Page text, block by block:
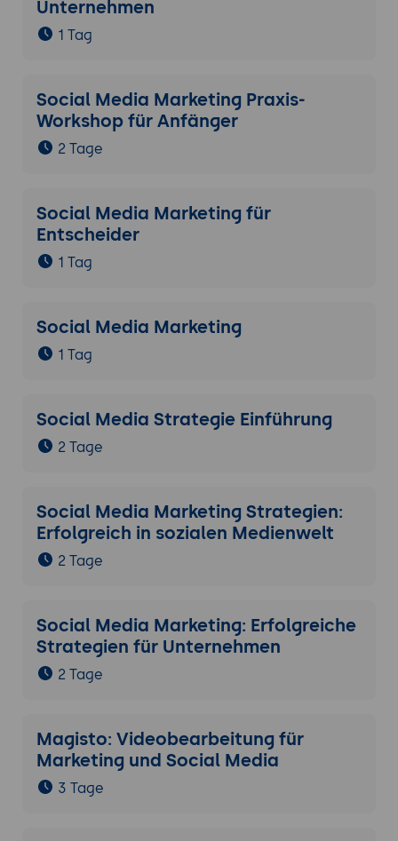
Unternehmen
1 Tag
Social Media Marketing Praxis-
Workshop für Anfänger
2 Tage
Social Media Marketing für
Entscheider
1 Tag
Social Media Marketing
1 Tag
Social Media Strategie Einführung
2 Tage
Social Media Marketing Strategien:
Erfolgreich in sozialen Medienwelt
2 Tage
Social Media Marketing: Erfolgreiche
Strategien für Unternehmen
2 Tage
Magisto: Videobearbeitung für
Marketing und Social Media
3 Tage